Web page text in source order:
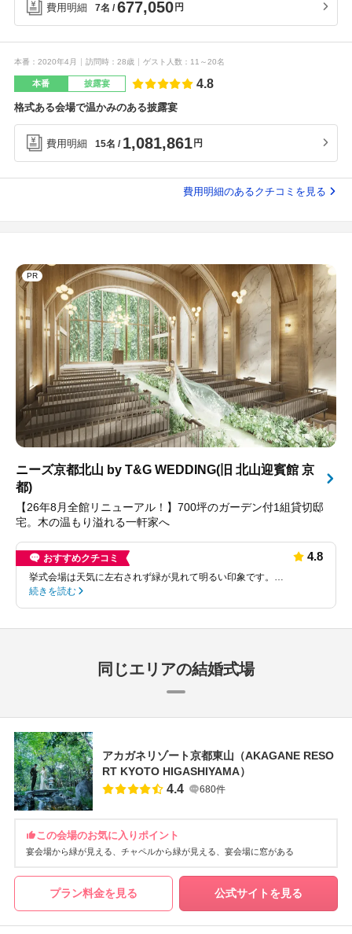
費用明細 7名 677,050 円
本番 2020年4月 訪問時 28歳 ゲスト人数 11～20名
本番 披露宴 4.8
格式ある会場で温かみのある披露宴
費用明細 15名 1,081,861 円
費用明細のあるクチコミを見る
PR
ニーズ京都北山 by T&G WEDDING(旧 北山迎賓館 京
都)
【26年8月全館リニューアル！】700坪のガーデン付1組貸切邸
宅。木の温もり溢れる一軒家へ
おすすめクチコミ 4.8
挙式会場は天気に左右されず緑が見れて明るい印象です。…
続きを読む
同じエリアの結婚式場
アカガネリゾート京都東山（AKAGANE RESO
RT KYOTO HIGASHIYAMA）
4.4 680件
この会場のお気に入りポイント
宴会場から緑が見える チャペルから緑が見える 宴会場に窓がある
プラン料金を見る 公式サイトを見る